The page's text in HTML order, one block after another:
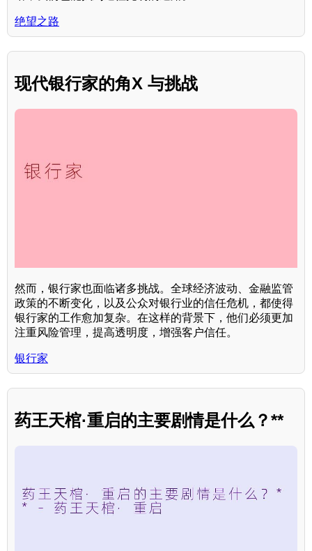
绝望之路
现代银行家的角X 与挑战
然而，银行家也面临诸多挑战。全球经济波动、金融监管
政策的不断变化，以及公众对银行业的信任危机，都使得
银行家的工作愈加复杂。在这样的背景下，他们必须更加
注重风险管理，提高透明度，增强客户信任。
银行家
药王天棺·重启的主要剧情是什么？**